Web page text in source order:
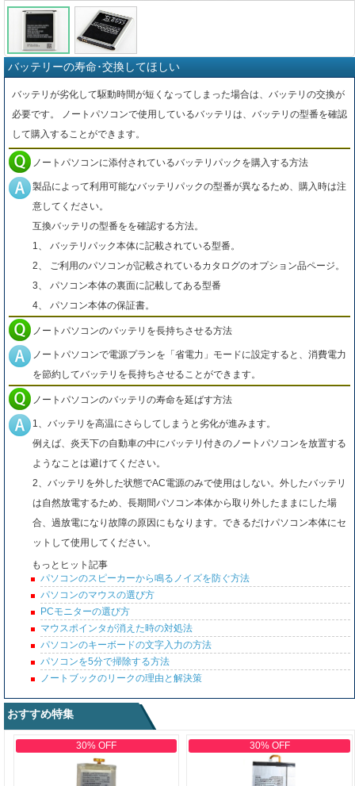
バッテリーの寿命･交換してほしい
バッテリが劣化して駆動時間が短くなってしまった場合は、バッテリの交換が
必要です。 ノートパソコンで使用しているバッテリは、バッテリの型番を確認
して購入することができます。
ノートパソコンに添付されているバッテリパックを購入する方法
製品によって利用可能なバッテリパックの型番が異なるため、購入時は注
意してください。
互換バッテリの型番をを確認する方法。
1、 バッテリパック本体に記載されている型番。
2、 ご利用のパソコンが記載されているカタログのオプション品ページ。
3、 パソコン本体の裏面に記載してある型番
4、 パソコン本体の保証書。
ノートパソコンのバッテリを長持ちさせる方法
ノートパソコンで電源プランを「省電力」モードに設定すると、消費電力
を節約してバッテリを長持ちさせることができます。
ノートパソコンのバッテリの寿命を延ばす方法
1、バッテリを高温にさらしてしまうと劣化が進みます。
例えば、炎天下の自動車の中にバッテリ付きのノートパソコンを放置する
ようなことは避けてください。
2、バッテリを外した状態でAC電源のみで使用はしない。外したバッテリ
は自然放電するため、長期間パソコン本体から取り外したままにした場
合、過放電になり故障の原因にもなります。できるだけパソコン本体にセ
ットして使用してください。
もっとヒット記事
パソコンのスピーカーから鳴るノイズを防ぐ方法
パソコンのマウスの選び方
PCモニターの選び方
マウスポインタが消えた時の対処法
パソコンのキーボードの文字入力の方法
パソコンを5分で掃除する方法
ノートブックのリークの理由と解決策
おすすめ特集
30% OFF 30% OFF